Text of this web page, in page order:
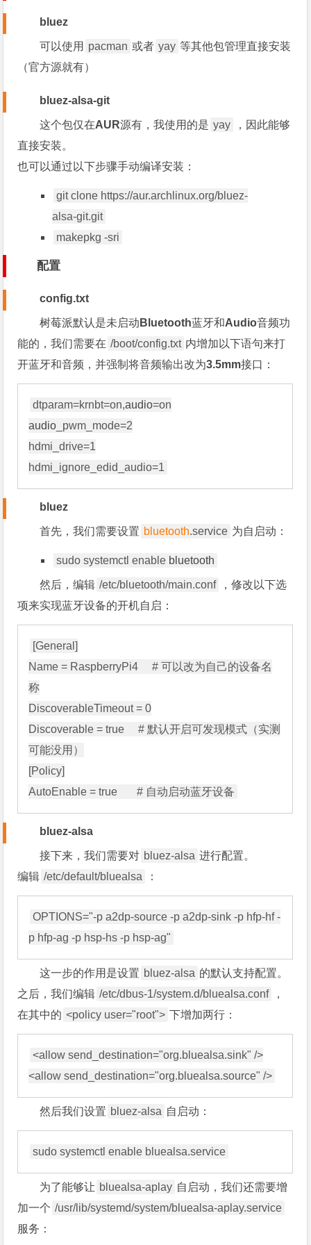
bluez
可以使用 pacman 或者 yay 等其他包管理直接安装
（官方源就有）
bluez-alsa-git
这个包仅在AUR源有，我使用的是 yay
，因此能够
直接安装。
也可以通过以下步骤手动编译安装：
git clone https://aur.archlinux.org/bluez-
alsa-git.git
makepkg -sri
配置
config.txt
树莓派默认是未启动 Bluetooth蓝牙和Audio音频功
能的，我们需要在 /boot/config.txt 内增加以下语句来打
开蓝牙和音频，并强制将音频输出改为3.5mm接口：
dtparam=krnbt=on,audio
audio _pwm_mode=2
hdmi_drive=1
bluez
首先，我们需要设置 bluetooth.service 为自启动：
sudo systemctl enable bluetooth
然后，编辑 /etc/bluetooth/main.conf
，修改以下选
项来实现蓝牙设备的开机自启：
[General]
Name = RaspberryPi4     # 可以改为自己的设备名
称
DiscoverableTimeout = 0
Discoverable = true     # 默认开启可发现模式（实测
可能没用）
[Policy]
bluez-alsa
接下来，我们需要对 bluez-alsa 进行配置。
编辑 /etc/default/bluealsa ：
OPTIONS="-p a2dp-source -p a2dp-sink -p hfp-hf -
这一步的作用是设置 bluez-alsa 的默认支持配置。
之后，我们编辑 /etc/dbus-1/system.d/bluealsa.conf
，
在其中的 <policy user="root"> 下增加两行：
<allow send_destination="org.bluealsa.sink" />
然后我们设置 bluez-alsa 自启动：
为了能够让 bluealsa-aplay 自启动，我们还需要增
加一个 /usr/lib/systemd/system/bluealsa-aplay.service
服务：